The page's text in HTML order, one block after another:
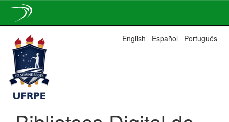
navigation
English Español Português